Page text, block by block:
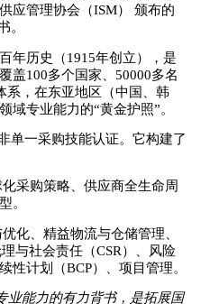
应管理协会（ISM） 颁布的
。
年历史（1915年创立），是
盖100多个国家、50000多名
系，在东亚地区（中国、韩
域专业能力的“黄金护照”。
单一采购技能认证。它构建了
采购策略、供应商全生命周
。
化、精益物流与仓储管理、
与社会责任（CSR）、风险
性计划（BCP）、项目管理。
业能力的有力背书，是拓展国